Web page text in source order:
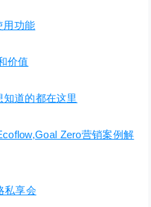
用功能
价值
道的都在这里
Zero营销案例解
私享会